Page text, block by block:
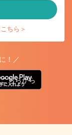
ちら＞
！／
ちらから